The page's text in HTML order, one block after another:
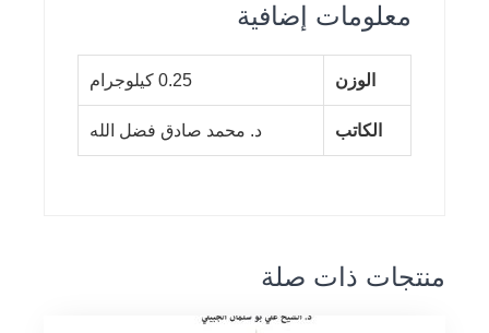
معلومات إضافية
الوزن 0.25 كيلوجرام
الكاتب د. محمد صادق فضل الله
منتجات ذات صلة